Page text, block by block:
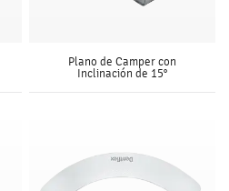
Plano de Camper con
Inclinación de 15°